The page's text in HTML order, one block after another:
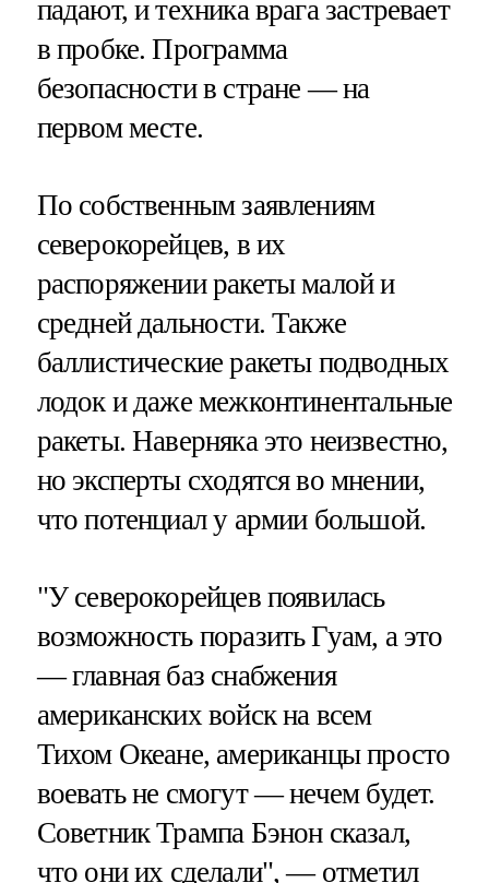
падают, и техника врага застревает
в пробке. Программа
безопасности в стране — на
первом месте.
По собственным заявлениям
северокорейцев, в их
распоряжении ракеты малой и
средней дальности. Также
баллистические ракеты подводных
лодок и даже межконтинентальные
ракеты. Наверняка это неизвестно,
но эксперты сходятся во мнении,
что потенциал у армии большой.
"У северокорейцев появилась
возможность поразить Гуам, а это
— главная баз снабжения
американских войск на всем
Тихом Океане, американцы просто
воевать не смогут — нечем будет.
Советник Трампа Бэнон сказал,
что они их сделали", — отметил